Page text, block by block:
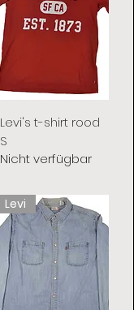
Levi's t-shirt rood
S
Nicht verfügbar
Levi